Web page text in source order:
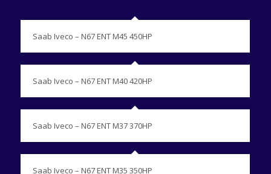
Saab Iveco – N67 ENT M45 450HP
Saab Iveco – N67 ENT M40 420HP
Saab Iveco – N67 ENT M37 370HP
Saab Iveco – N67 ENT M35 350HP